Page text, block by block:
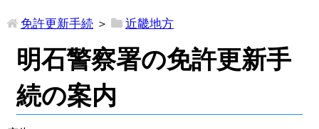
免許更新手続＞ 近畿地方
明石警察署の免許更新手
続の案内